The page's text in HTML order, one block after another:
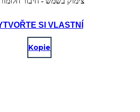
SI VLASTNÍ
Kopie